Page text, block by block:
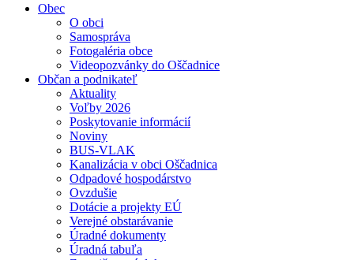
Obec
O obci
Samospráva
Fotogaléria obce
Videopozvánky do Oščadnice
Občan a podnikateľ
Aktuality
Voľby 2026
Poskytovanie informácií
Noviny
BUS-VLAK
Kanalizácia v obci Oščadnica
Odpadové hospodárstvo
Ovzdušie
Dotácie a projekty EÚ
Verejné obstarávanie
Úradné dokumenty
Úradná tabuľa